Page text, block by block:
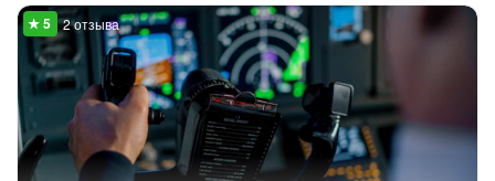
2 отзыва